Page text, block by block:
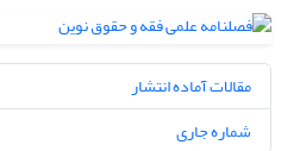
مقالات آماده انتشار
شماره جاری